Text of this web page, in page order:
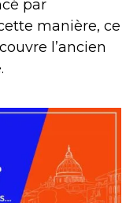
par
manière, ce
l’ancien